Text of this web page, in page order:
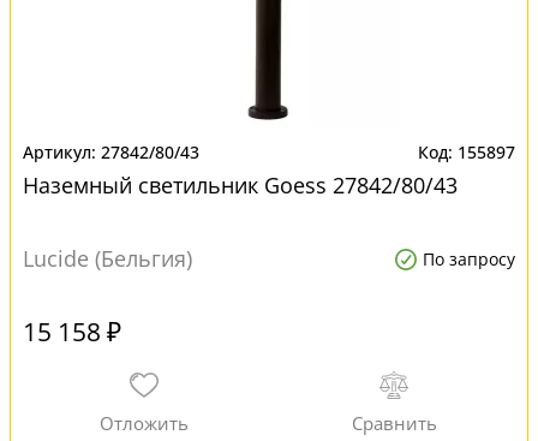
27842/80/43 155897
Наземный светильник Goess 27842/80/43
Lucide (Бельгия) По запросу
15 158 ₽